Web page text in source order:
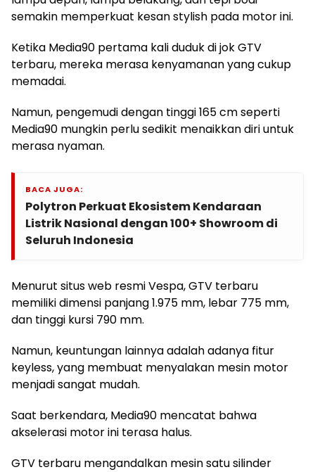
semakin memperkuat kesan stylish pada motor ini.
Ketika Media90 pertama kali duduk di jok GTV
terbaru, mereka merasa kenyamanan yang cukup
memadai.
Namun, pengemudi dengan tinggi 165 cm seperti
Media90 mungkin perlu sedikit menaikkan diri untuk
merasa nyaman.
BACA JUGA:
Polytron Perkuat Ekosistem Kendaraan
Listrik Nasional dengan 100+ Showroom di
Seluruh Indonesia
Menurut situs web resmi Vespa, GTV terbaru
memiliki dimensi panjang 1.975 mm, lebar 775 mm,
dan tinggi kursi 790 mm.
Namun, keuntungan lainnya adalah adanya fitur
keyless, yang membuat menyalakan mesin motor
menjadi sangat mudah.
Saat berkendara, Media90 mencatat bahwa
akselerasi motor ini terasa halus.
GTV terbaru mengandalkan mesin satu silinder